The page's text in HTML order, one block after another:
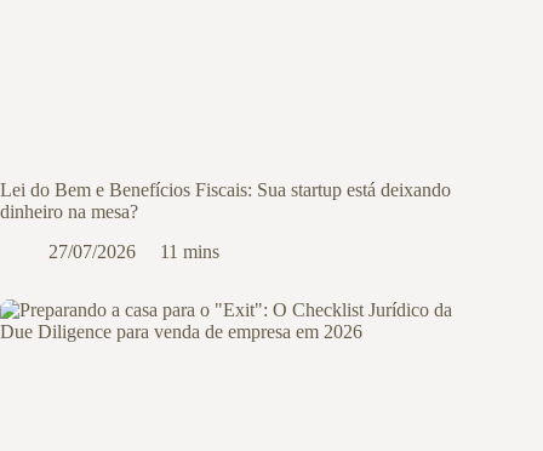
Lei do Bem e Benefícios Fiscais: Sua startup está deixando
dinheiro na mesa?
27/07/2026
11 mins